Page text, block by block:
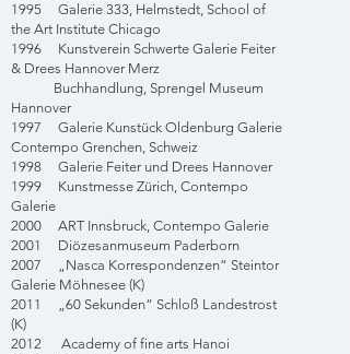
1995 Galerie 333, Helmstedt, School of
the Art Institute Chicago
1996 Kunstverein Schwerte Galerie Feiter
& Drees Hannover Merz
Buchhandlung, Sprengel Museum
Hannover
1997 Galerie Kunstück Oldenburg Galerie
Contempo Grenchen, Schweiz
1998 Galerie Feiter und Drees Hannover
1999 Kunstmesse Zürich, Contempo
Galerie
2000 ART Innsbruck, Contempo Galerie
2001 Diözesanmuseum Paderborn
2007 „Nasca Korrespondenzen“ Steintor
Galerie Möhnesee (K)
2011 „60 Sekunden“ Schloß Landestrost
(K)
2012 Academy of fine arts Hanoi